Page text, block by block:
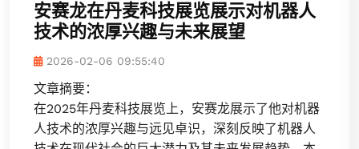
安赛龙在丹麦科技展览展示对机器人
技术的浓厚兴趣与未来展望
2026-02-06 09:55:40
文章摘要：
在2025年丹麦科技展览上，安赛龙展示了他对机器
人技术的浓厚兴趣与远见卓识，深刻反映了机器人